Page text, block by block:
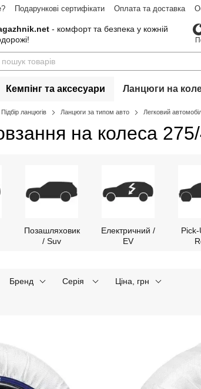
Подарункові сертифікати Оплата та доставка
- комфорт та безпека у кожній
Кемпінг та аксесуари Ланцюги на
Підбір ланцюгів Ланцюги за типом авто Легковий
на колеса
Позашляховик
/ Suv
Електричний /
EV
Бренд Серія Ціна, грн